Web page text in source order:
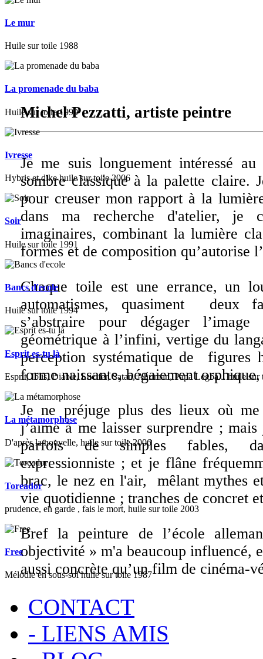
Le mur
Huile sur toile 1988
La promenade du baba
Huile sur toile 1990
Ivresse
Hybris et dike huile sur toile 2006
Soir
Huile sur toile 1991
Bancs d'ecole
Huile sur toile 1994
Esprit es-tu là
Esprit, Iblis, Diable, Lucifer, Satan, Ahriman, Papa Legba... huile sur
La métamorphose
D'après la nouvelle, huile sur toile 2006
Toreador
prudence, en garde , fais le mort, huile sur toile 2003
Free
Mélodie en sous-sol huile sur toile 1987
Michel Pezzatti, artiste peintre
Je me suis longuement intéressé
sombre classique à la palette claire.
pour creuser mon rapport à la
dans ma recherche d'atelier, je
imaginaires, combinant la lumière
formes et de composition qu’autorise
Chaque toile est une errance, un
automatismes, quasiment deux
s’abstraire pour dégager
géométrique à l’infini, vertige du
perception systématique de figures
forme naissante, bégaiement
Je ne préjuge plus des lieux où
j’aime à me laisser surprendre ;
parfois de simples fables,
expressionniste ; et je flâne
brac, le nez en l'air, mêlant mythes
vie quotidienne ; tranches de concret
Bref la peinture de l’école
objectivité » m'a beaucoup influencé,
aussi concrète qu’un film de cinéma-
CONTACT
- LIENS AMIS